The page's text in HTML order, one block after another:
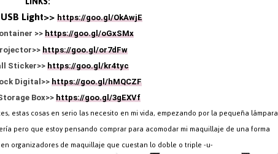
Light>> https://goo.gl/OkAwjE
>> https://goo.gl/oGxSMx
https://goo.gl/or7dFw
Sticker>> https://goo.gl/kr4tyc
Digital>>https://goo.gl/hMQCZF
Box>> https://goo.gl/3gEXVf
estas cosas en serio las necesito en mi vida, empezando por la pequeña lámpara
pero que estoy pensando comprar para acomodar mi maquillaje de una forma
organizadores de maquillaje que cuestan lo doble o triple -u-